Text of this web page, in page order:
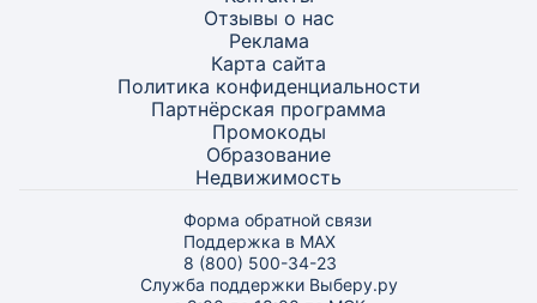
Отзывы о нас
Реклама
Карта сайта
Политика конфиденциальности
Партнёрская программа
Промокоды
Образование
Недвижимость
Форма обратной связи
Поддержка в MAX
8 (800) 500-34-23
Служба поддержки Выберу.ру